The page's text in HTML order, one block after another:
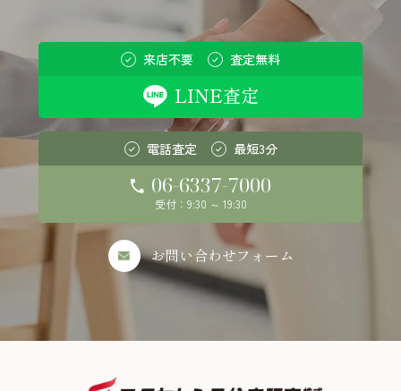
来店不要 査定無料
LINE査定
電話査定 最短3分
06-6337-7000
受付：9:30 ～ 19:30
お問い合わせフォーム